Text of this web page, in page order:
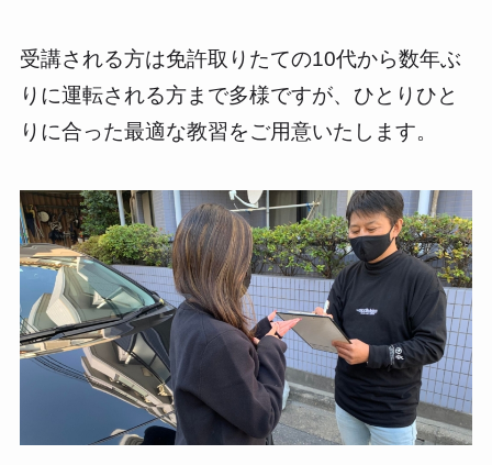
受講される方は免許取りたての10代から数年ぶ
りに運転される方まで多様ですが、ひとりひと
りに合った最適な教習をご用意いたします。